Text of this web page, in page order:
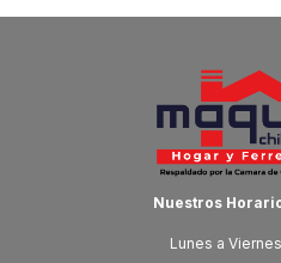
Nuestros
Lunes a